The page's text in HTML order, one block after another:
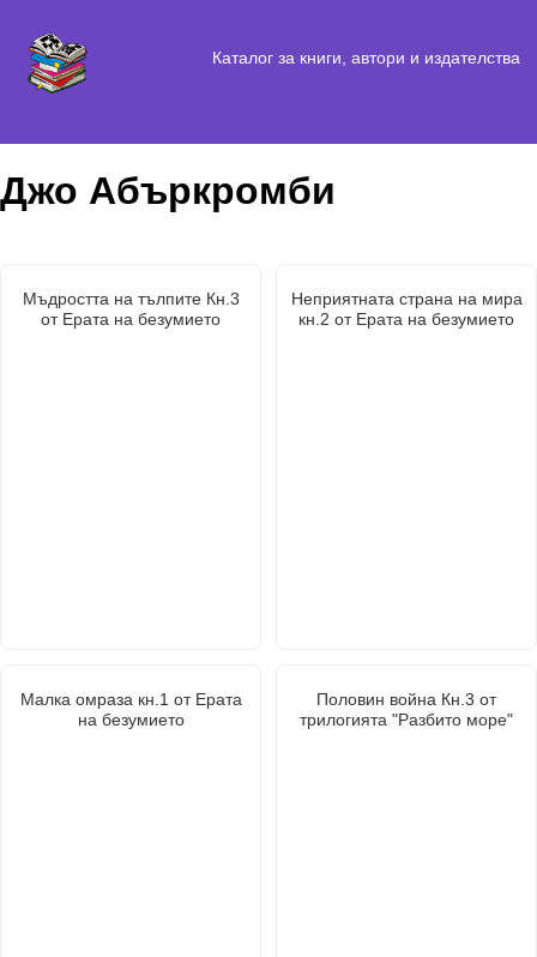
Каталог за книги, автори и издателства
Джо Абъркромби
Мъдростта на тълпите Кн.3
от Ерата на безумието
Неприятната страна на мира
кн.2 от Ерата на безумието
Малка омраза кн.1 от Ерата
на безумието
Половин война Кн.3 от
трилогията "Разбито море"